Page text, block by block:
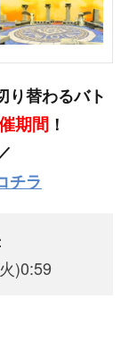
り替わるバト
期間 ！
チラ
)0:59